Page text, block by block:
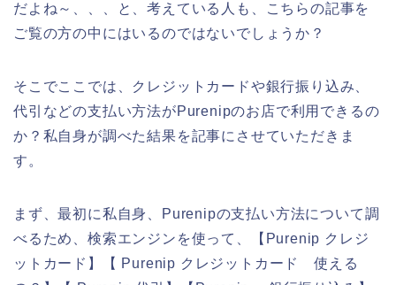
だよね～、、、と、考えている人も、こちらの記事を
ご覧の方の中にはいるのではないでしょうか？
そこでここでは、クレジットカードや銀行振り込み、
代引などの支払い方法がPurenipのお店で利用できるの
か？私自身が調べた結果を記事にさせていただきま
す。
まず、最初に私自身、Purenipの支払い方法について調
べるため、検索エンジンを使って、【Purenip クレジ
ットカード】【 Purenip クレジットカード 使える